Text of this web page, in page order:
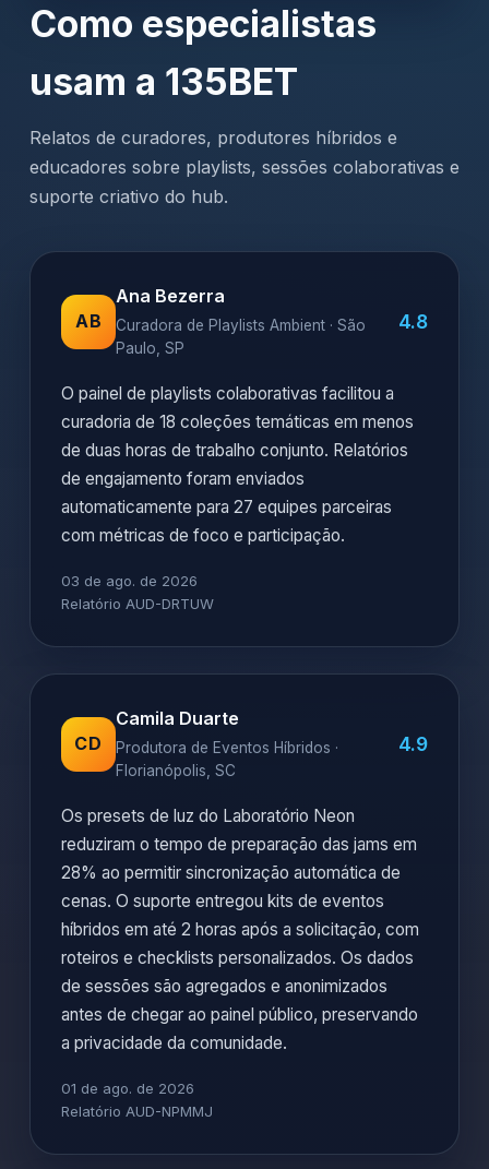
Como especialistas
usam a 135BET
Relatos de curadores, produtores híbridos e
educadores sobre playlists, sessões colaborativas e
suporte criativo do hub.
AB
Ana Bezerra
Curadora de Playlists Ambient · São
Paulo, SP
4.8
O painel de playlists colaborativas facilitou a
curadoria de 18 coleções temáticas em menos
de duas horas de trabalho conjunto. Relatórios
de engajamento foram enviados
automaticamente para 27 equipes parceiras
com métricas de foco e participação.
03 de ago. de 2026
Relatório AUD-DRTUW
CD
Camila Duarte
Produtora de Eventos Híbridos ·
Florianópolis, SC
4.9
Os presets de luz do Laboratório Neon
reduziram o tempo de preparação das jams em
28% ao permitir sincronização automática de
cenas. O suporte entregou kits de eventos
híbridos em até 2 horas após a solicitação, com
roteiros e checklists personalizados. Os dados
de sessões são agregados e anonimizados
antes de chegar ao painel público, preservando
a privacidade da comunidade.
01 de ago. de 2026
Relatório AUD-NPMMJ